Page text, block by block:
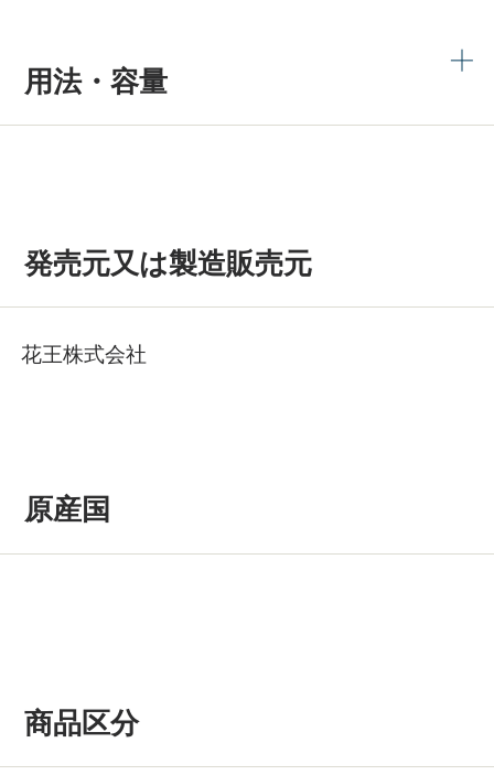
用法・容量
発売元又は製造販売元
花王株式会社
原産国
商品区分